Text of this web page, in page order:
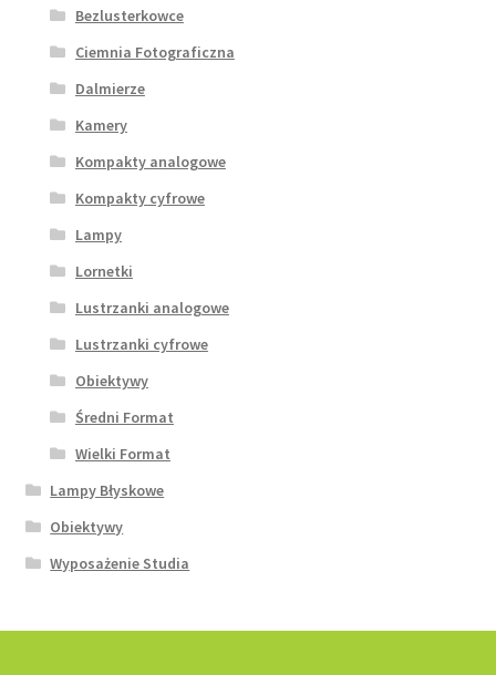
Bezlusterkowce
Ciemnia Fotograficzna
Dalmierze
Kamery
Kompakty analogowe
Kompakty cyfrowe
Lampy
Lornetki
Lustrzanki analogowe
Lustrzanki cyfrowe
Obiektywy
Średni Format
Wielki Format
Lampy Błyskowe
Obiektywy
Wyposażenie Studia